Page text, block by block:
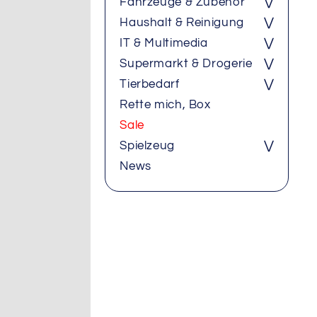
Haushalt & Reinigung
⋁
IT & Multimedia
⋁
Supermarkt & Drogerie
⋁
Tierbedarf
⋁
Rette mich, Box
Sale
Spielzeug
⋁
News